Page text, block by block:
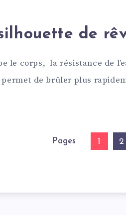
de
le corps, la résistance de
de brûler plus
Pages 1 2